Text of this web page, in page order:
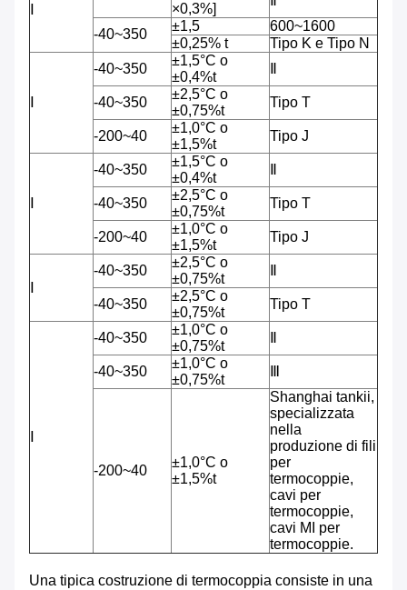
×0,3%]
-40~350
±1,5
600~1600
±0,25% t
Tipo K e Tipo N
-40~350
±1,5°C o
±0,4%t
-40~350
±2,5°C o
±0,75%t
Tipo T
-200~40
±1,0°C o
±1,5%t
Tipo J
-40~350
±1,5°C o
±0,4%t
-40~350
±2,5°C o
±0,75%t
Tipo T
-200~40
±1,0°C o
±1,5%t
Tipo J
-40~350
±2,5°C o
±0,75%t
-40~350
±2,5°C o
±0,75%t
Tipo T
-40~350
±1,0°C o
±0,75%t
-40~350
±1,0°C o
±0,75%t
-200~40
±1,0°C o
±1,5%t
Shanghai tankii,
specializzata
nella
produzione di fili
per
termocoppie,
cavi per
termocoppie,
cavi MI per
termocoppie.
Una tipica costruzione di termocoppia consiste in una